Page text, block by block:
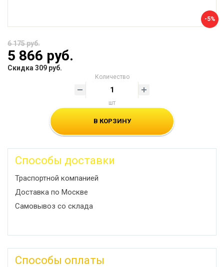
-5%
6 175 руб.
5 866 руб.
Скидка 309 руб.
Количество
шт
В КОРЗИНУ
Способы доставки
Траспортной компанией
Доставка по Москве
Самовывоз со склада
Способы оплаты